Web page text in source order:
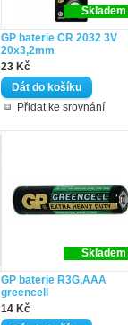
Skladem
GP baterie CR 2032 3V
20x3,2mm
23 Kč
Přidat ke srovnání
Skladem
GP baterie R3G,AAA
greencell
14 Kč